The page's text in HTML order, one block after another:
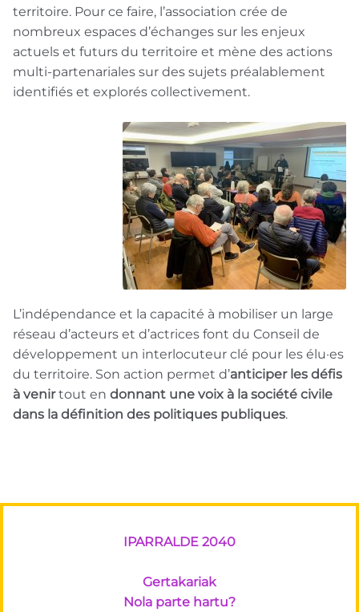
territoire. Pour ce faire, l’association crée de
nombreux espaces d’échanges sur les enjeux
actuels et futurs du territoire et mène des actions
multi-partenariales sur des sujets préalablement
identifiés et explorés collectivement.
L’indépendance et la capacité à mobiliser un large
réseau d’acteurs et d’actrices font du Conseil de
développement un interlocuteur clé pour les élu·es
du territoire. Son action permet d’anticiper les défis
à venirtout en donnant une voix à la société civile
dans la définition des politiques publiques.
IPARRALDE 2040
Gertakariak
Nola parte hartu?